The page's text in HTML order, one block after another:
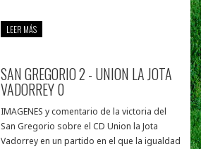
LEER MÁS
SAN GREGORIO 2 - UNION LA JOTA
VADORREY 0
IMAGENES y comentario de la victoria del
San Gregorio sobre el CD Union la Jota
Vadorrey en un partido en el que la igualdad